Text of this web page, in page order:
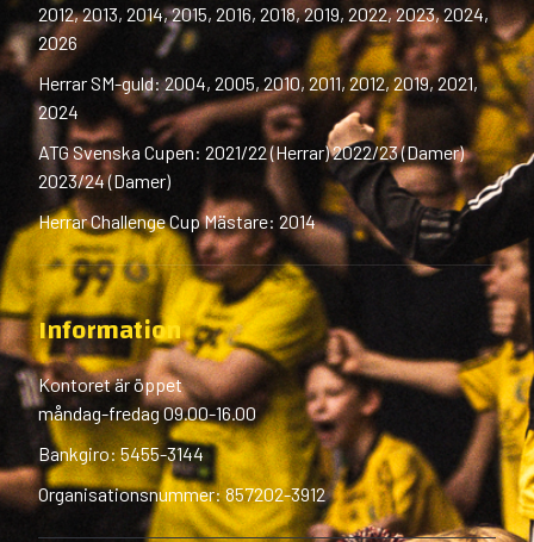
2012, 2013, 2014, 2015, 2016, 2018, 2019, 2022, 2023, 2024,
2026
Herrar SM-guld: 2004, 2005, 2010, 2011, 2012, 2019, 2021,
2024
ATG Svenska Cupen: 2021/22 (Herrar) 2022/23 (Damer)
2023/24 (Damer)
Herrar Challenge Cup Mästare: 2014
Information
Kontoret är öppet
måndag-fredag 09.00-16.00
Bankgiro: 5455-3144
Organisationsnummer: 857202-3912